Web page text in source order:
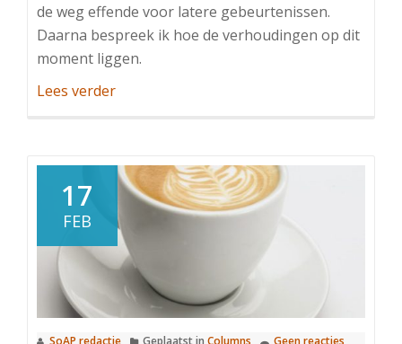
de weg effende voor latere gebeurtenissen.
Daarna bespreek ik hoe de verhoudingen op dit
moment liggen.
Lees verderOverCatalonië
heeft
zo
ver
kunnen
komen?
17
FEB
SoAP redactie Geplaatst in Columns Geen reacties